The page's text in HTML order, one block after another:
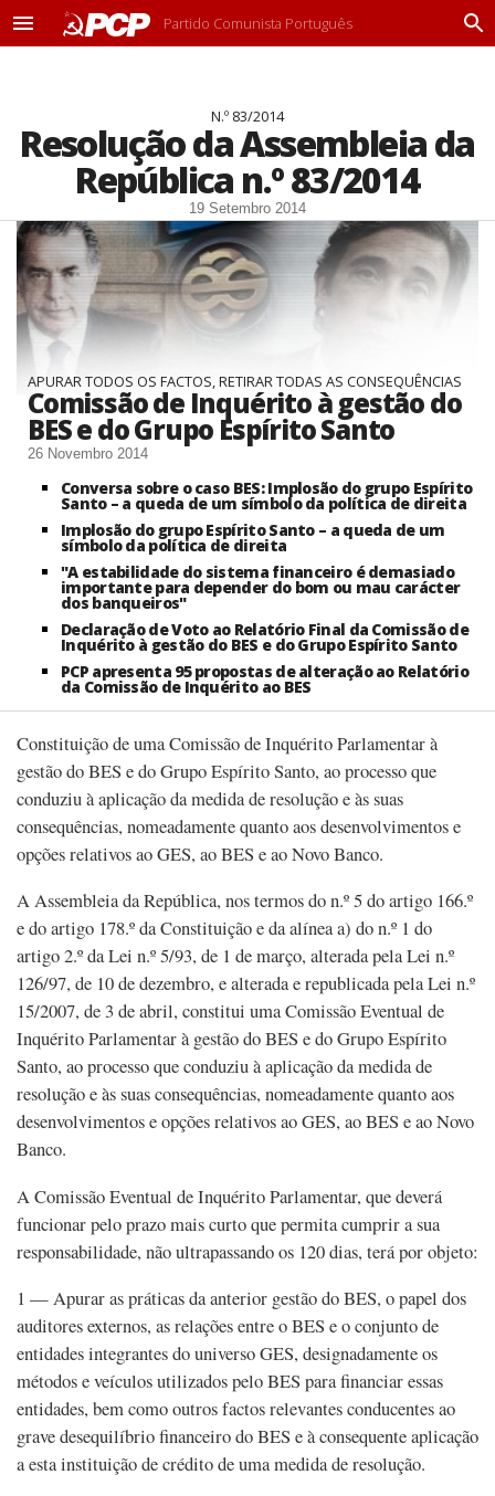
M
Partido Comunista Português
P
r
a
N.º 83/2014
Resolução da Assembleia da
República n.º 83/2014
19 Setembro 2014
APURAR TODOS OS FACTOS, RETIRAR TODAS AS CONSEQUÊNCIAS
Comissão de Inquérito à gestão do
BES e do Grupo Espírito Santo
26 Novembro 2014
Conversa sobre o caso BES: Implosão do grupo Espírito
Santo – a queda de um símbolo da política de direita
Implosão do grupo Espírito Santo – a queda de um
símbolo da política de direita
"A estabilidade do sistema financeiro é demasiado
importante para depender do bom ou mau carácter
dos banqueiros"
Declaração de Voto ao Relatório Final da Comissão de
Inquérito à gestão do BES e do Grupo Espírito Santo
PCP apresenta 95 propostas de alteração ao Relatório
da Comissão de Inquérito ao BES
Constituição de uma Comissão de Inquérito Parlamentar à
gestão do BES e do Grupo Espírito Santo, ao processo que
conduziu à aplicação da medida de resolução e às suas
consequências, nomeadamente quanto aos desenvolvimentos e
opções relativos ao GES, ao BES e ao Novo Banco.
A Assembleia da República, nos termos do n.º 5 do artigo 166.º
e do artigo 178.º da Constituição e da alínea a) do n.º 1 do
artigo 2.º da Lei n.º 5/93, de 1 de março, alterada pela Lei n.º
126/97, de 10 de dezembro, e alterada e republicada pela Lei n.º
15/2007, de 3 de abril, constitui uma Comissão Eventual de
Inquérito Parlamentar à gestão do BES e do Grupo Espírito
Santo, ao processo que conduziu à aplicação da medida de
resolução e às suas consequências, nomeadamente quanto aos
desenvolvimentos e opções relativos ao GES, ao BES e ao Novo
Banco.
A Comissão Eventual de Inquérito Parlamentar, que deverá
funcionar pelo prazo mais curto que permita cumprir a sua
responsabilidade, não ultrapassando os 120 dias, terá por objeto:
1 — Apurar as práticas da anterior gestão do BES, o papel dos
auditores externos, as relações entre o BES e o conjunto de
entidades integrantes do universo GES, designadamente os
métodos e veículos utilizados pelo BES para financiar essas
entidades, bem como outros factos relevantes conducentes ao
grave desequilíbrio financeiro do BES e à consequente aplicação
a esta instituição de crédito de uma medida de resolução.